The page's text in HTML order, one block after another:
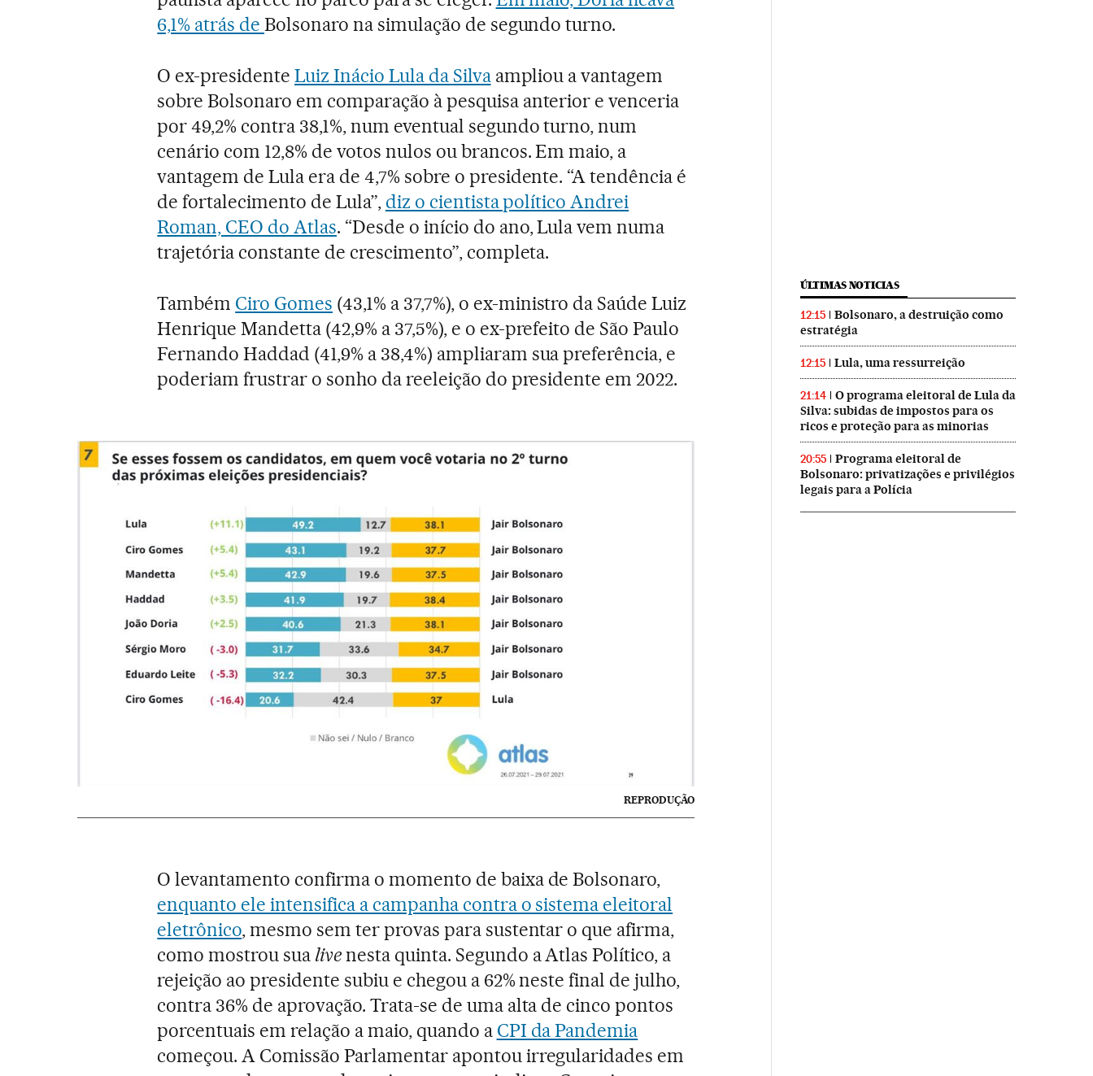
6,1% atrás deBolsonaro na simulação de segundo turno.
O ex-presidenteLuiz Inácio Lula da Silvaampliou a vantagem
sobre Bolsonaro em comparação à pesquisa anterior e venceria
por 49,2% contra 38,1%, num eventual segundo turno, num
cenário com 12,8% de votos nulos ou brancos. Em maio, a
vantagem de Lula era de 4,7% sobre o presidente. “A tendência é
de fortalecimento de Lula”, diz o cientista político Andrei
Roman, CEO do Atlas. “Desde o início do ano, Lula vem numa
trajetória constante de crescimento”, completa.
Também Ciro Gomes (43,1% a 37,7%), o ex-ministro da Saúde Luiz
Henrique Mandetta (42,9% a 37,5%), e o ex-prefeito de São Paulo
Fernando Haddad (41,9% a 38,4%) ampliaram sua preferência, e
poderiam frustrar o sonho da reeleição do presidente em 2022.
REPRODUÇÃO
O levantamento confirma o momento de baixa de Bolsonaro,
enquanto ele intensifica a campanha contra o sistema eleitoral
eletrônico, mesmo sem ter provas para sustentar o que afirma,
como mostrou sua livenesta quinta. Segundo a Atlas Político, a
rejeição ao presidente subiu e chegou a 62% neste final de julho,
contra 36% de aprovação. Trata-se de uma alta de cinco pontos
porcentuais em relação a maio, quando a CPI da Pandemia
começou. A Comissão Parlamentar apontou irregularidades em
ÚLTIMAS NOTICIAS
12:15
Bolsonaro, a destruição como
estratégia
12:15 Lula, uma ressurreição
21:14
O programa eleitoral de Lula da
Silva: subidas de impostos para os
ricos e proteção para as minorias
20:55
Programa eleitoral de
Bolsonaro: privatizações e privilégios
legais para a Polícia